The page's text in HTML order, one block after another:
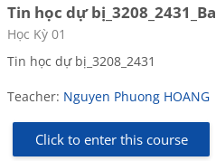
Tin học dự bị_3208_2431_Ba
Course category
Học Kỳ 01
Tin học dự bị_3208_2431
Teacher: Nguyen Phuong HOANG
Click to enter this course